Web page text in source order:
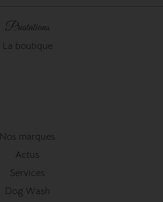
Prestations
La boutique
Nos marques
Actus
Services
Dog Wash